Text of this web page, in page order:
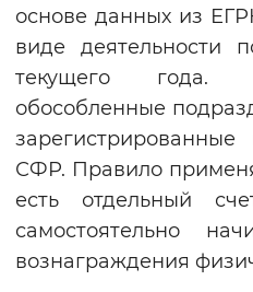
Вернуть
основе данных из
виде деятельности
текущего года.
обособленные
СФР. Правило
есть отдельный
самостоятельно
вознаграждения